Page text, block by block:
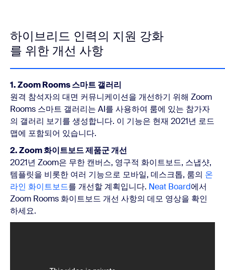
하이브리드 인력의 지원 강화
를 위한 개선 사항
1. Zoom Rooms 스마트 갤러리
원격 참석자의 대면 커뮤니케이션을 개선하기 위해 Zoom
Rooms 스마트 갤러리는 AI를 사용하여 룸에 있는 참가자
의 갤러리 보기를 생성합니다. 이 기능은 현재 2021년 로드
맵에 포함되어 있습니다.
2. Zoom 화이트보드 제품군 개선
2021년 Zoom은 무한 캔버스, 영구적 화이트보드, 스냅샷,
템플릿을 비롯한 여러 기능으로 모바일, 데스크톱, 룸의 온
라인 화이트보드를 개선할 계획입니다. Neat Board에서
Zoom Rooms 화이트보드 개선 사항의 데모 영상을 확인
하세요.